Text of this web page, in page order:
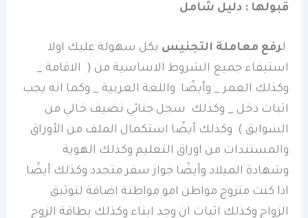
قبولها : دليل شامل
لرفع معاملة التجنيس بكل سهولة عليك اولا
استيفاء جميع الشروط الاساسية من ( الاقامة _
وكذلك العمر _ وأيضًا واللغة العربية _ وكما انه يجب
اثبات دخل _ وكذلك سجل جنائي نضيف خالي من
السوابق ) وكذلك أيضًا استكمال الملف من الأوراق
والمستندات من اوراق التعليم وكذلك الهوية
وشهادة الميلاد وأيضًا جواز سفر متجدد وكذلك أيضًا
اذا كنت متزوج مواطن امو مواطنة اضافة لتوثيق
الزواج وكذلك اثبات ان وجد ابناء وكذلك بطاقة الزوج